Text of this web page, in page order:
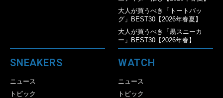
大人が買うべき「トートバッ
グ」BEST30【2026年春夏】
大人が買うべき「黒スニーカ
ー」BEST30【2026年春】
SNEAKERS
ニュース
トピック
WATCH
ニュース
トピック